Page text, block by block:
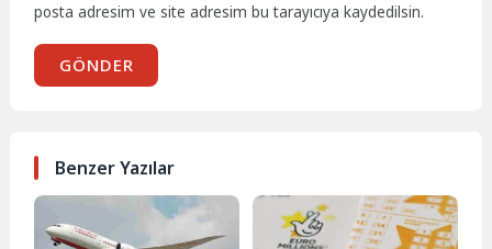
posta adresim ve site adresim bu tarayıcıya kaydedilsin.
GÖNDER
Benzer Yazılar